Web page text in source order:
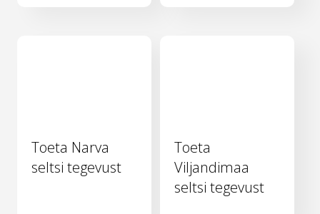
Toeta Narva
seltsi tegevust
Toeta
Viljandimaa
seltsi tegevust